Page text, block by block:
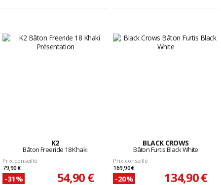
K2
Bâton Freeride 18 Khaki
Prix conseillé
79,90 €
-31% 54,90 €
BLACK CROWS
Bâton Furtis Black White
Prix conseillé
169,90 €
-20% 134,90 €